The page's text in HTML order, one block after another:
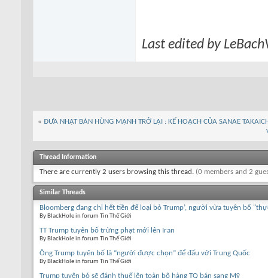
Last edited by
« ĐƯA NHẬT BẢN HÙNG MẠNH TRỞ LẠI : KẾ HOẠCH CỦA SANAE
Thread Information
There are currently 2 users browsing this thread. (0 members and 2
Similar Threads
Bloomberg đang chi hết tiền để loại bỏ Trump’, người vừa tuyên bố
By BlackHole in forum Tin Thế Giới
TT Trump tuyên bố trừng phạt mới lên Iran
By BlackHole in forum Tin Thế Giới
Ông Trump tuyên bố là “người được chọn” để đấu với Trung Quốc
By BlackHole in forum Tin Thế Giới
Trump tuyên bó sẽ đánh thuế lên toàn bộ hàng TQ bán sang Mỹ